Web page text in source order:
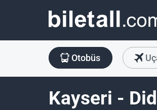
Otobüs
Kayseri -